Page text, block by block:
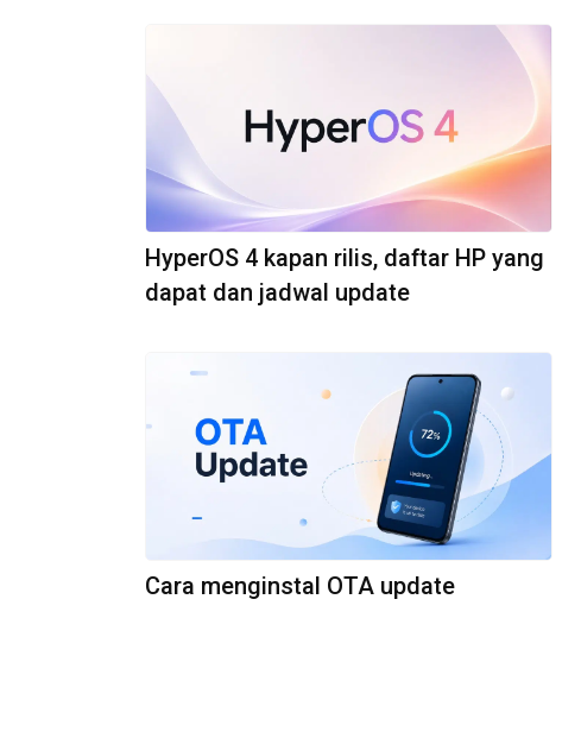
HyperOS 4 kapan rilis, daftar HP yang
dapat dan jadwal update
Cara menginstal OTA update